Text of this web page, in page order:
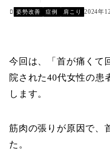
姿勢改善 症例 肩こり 2024年
今回は、「首が痛くて
院された40代女性の患
します。
筋肉の張りが原因で、
た。